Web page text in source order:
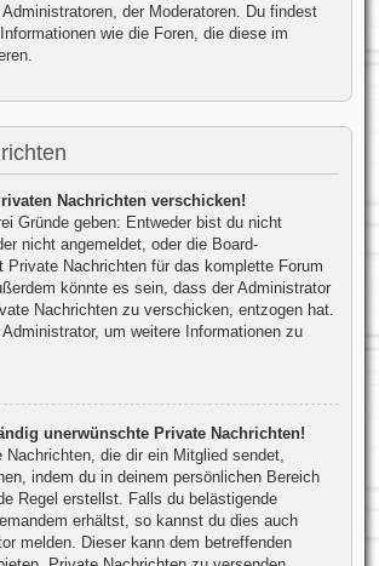
der Moderatoren. Du findest
wie die Foren, die diese im
Nachrichten verschicken!
Gründe geben: Entweder bist du nicht
nicht angemeldet, oder die Board-
Private Nachrichten für das komplette Forum
könnte es sein, dass der Administrator
Nachrichten zu verschicken, entzogen hat.
um weitere Informationen zu
unerwünschte Private Nachrichten!
die dir ein Mitglied sendet,
indem du in deinem persönlichen Bereich
Regel erstellst. Falls du belästigende
erhältst, so kannst du dies auch
melden. Dieser kann dem betreffenden